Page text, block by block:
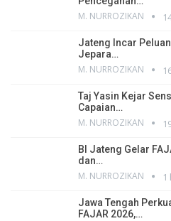
M. NURROZIKAN
Jateng Incar
Jepara…
M. NURROZIKAN
Taj Yasin Kejar
Capaian…
M. NURROZIKAN
BI Jateng Gelar
dan…
M. NURROZIKAN 1
Jawa Tengah
FAJAR 2026,…